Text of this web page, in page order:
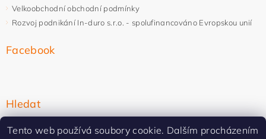
Velkoobchodní obchodní podmínky
Rozvoj podnikání In-duro s.r.o. - spolufinancováno Evropskou unií
Facebook
Hledat
Tento web používá soubory cookie. Dalším procházením